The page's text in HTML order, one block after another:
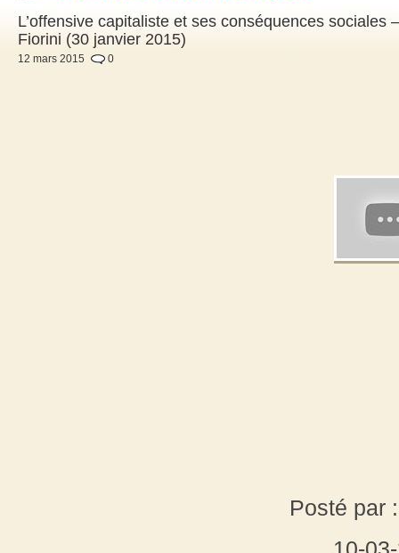
L’offensive capitaliste et ses conséquences
Fiorini (30 janvier 2015)
12 mars 2015 0
Posté par